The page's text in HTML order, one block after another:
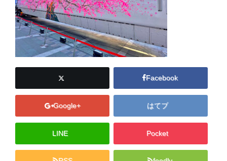
Facebook
Google+ はてブ
LINE Pocket